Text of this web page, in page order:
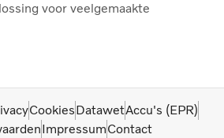
voor veelgemaakte
CookiesDatawetAccu's (EPR)
ImpressumContact